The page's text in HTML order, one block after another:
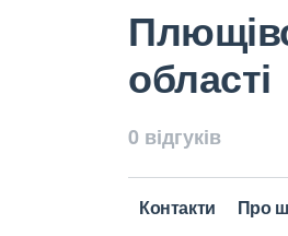
області
0 відгуків
Контакти Про